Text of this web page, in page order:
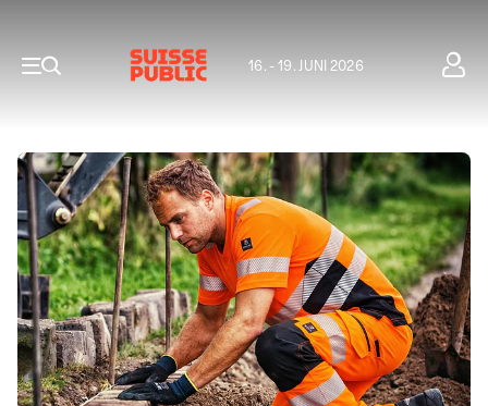
16. - 19. JUNI 2026